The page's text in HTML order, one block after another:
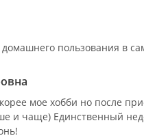
пользования в
мое хобби но после
и чаще) Единственный